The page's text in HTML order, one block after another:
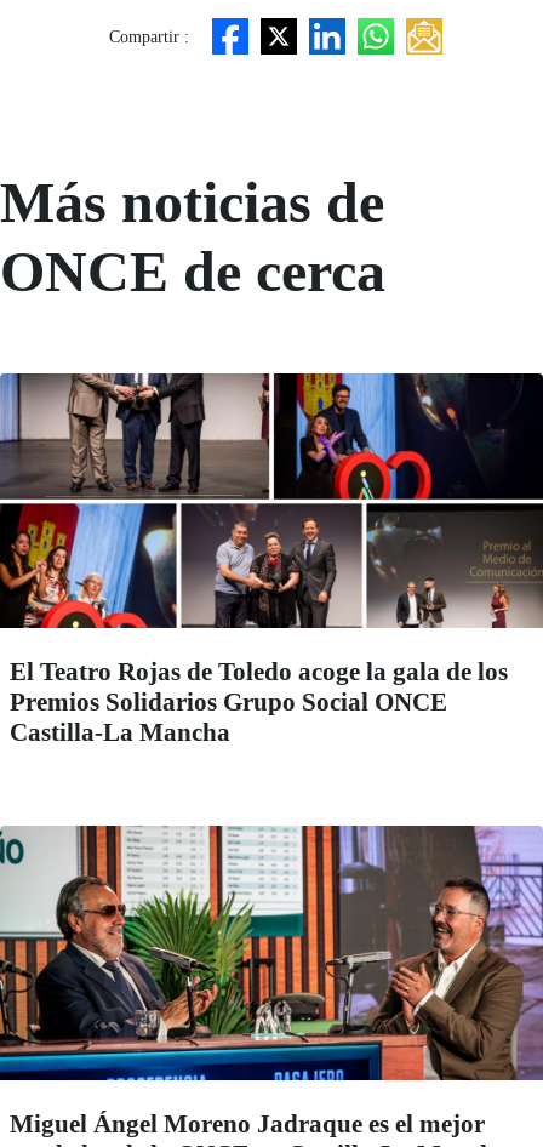
Compartir :
Más noticias de
ONCE de cerca
El Teatro Rojas de Toledo acoge la gala de los
Premios Solidarios Grupo Social ONCE
Castilla-La Mancha
Miguel Ángel Moreno Jadraque es el mejor